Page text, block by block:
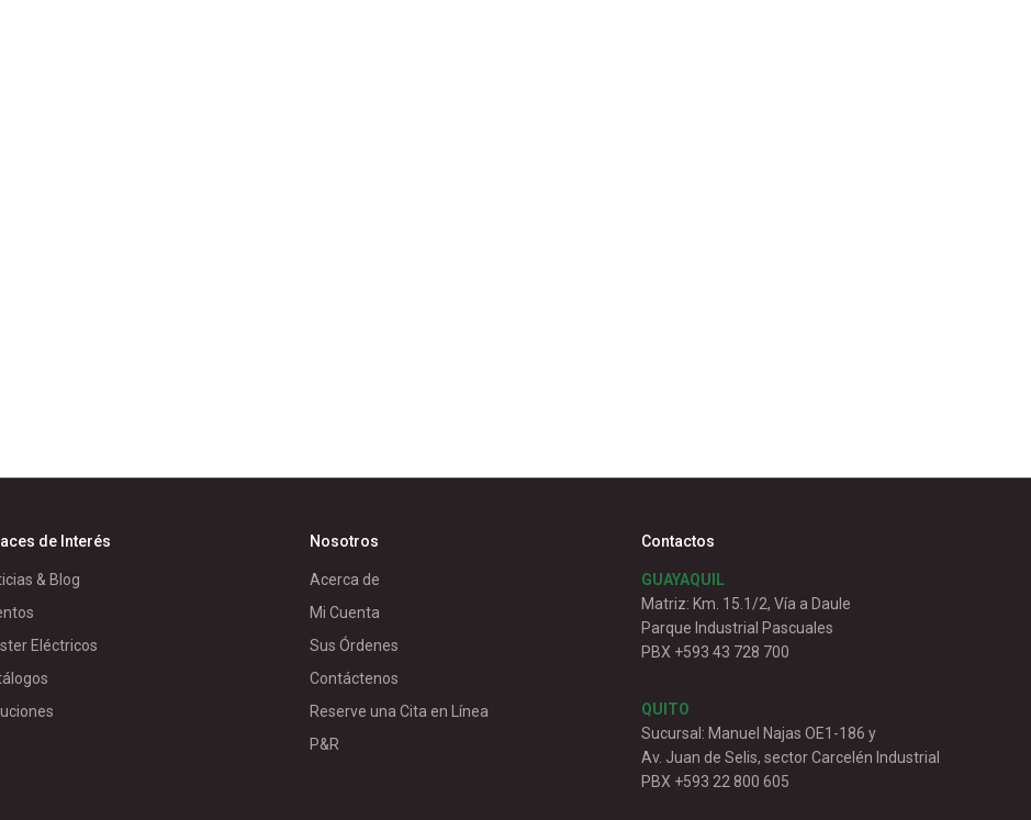
de Interés
& Blog
Eléctricos
Nosotros
Acerca de
Mi Cuenta
Sus Órdenes
Contáctenos
Reserve una Cita en Línea
P&R
Contactos
GUAYAQUIL
Matriz: Km. 15.1/2, Vía a Daule
Parque Industrial Pascuales
PBX +593 43 728 700
QUITO
Sucursal: Manuel Najas OE1-186 y
Av. Juan de Selis, sector Carcelén Industrial
PBX +593 22 800 605